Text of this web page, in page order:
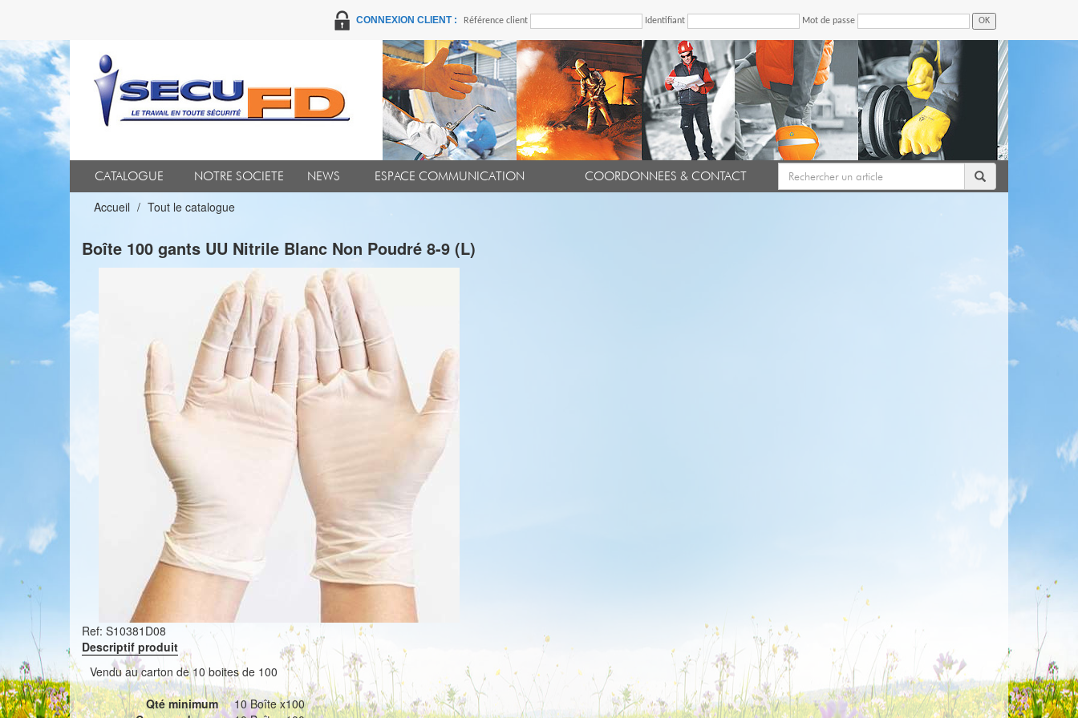
CONNEXION CLIENT : Référence client Identifiant Mot de passe OK
CATALOGUE NOTRE SOCIETE NEWS ESPACE COMMUNICATION COORDONNEES & CONTACT
Accueil Tout le catalogue
Boîte 100 gants UU Nitrile Blanc Non Poudré 8-9 (L)
Ref: S10381D08
Descriptif produit
Vendu au carton de 10 boites de 100
Qté minimum
10 Boîte x100